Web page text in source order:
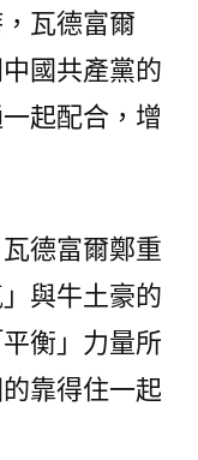
瓦德富爾
國共產黨的
起配合，增
德富爾鄭重
與牛土豪的
衡」力量所
靠得住一起